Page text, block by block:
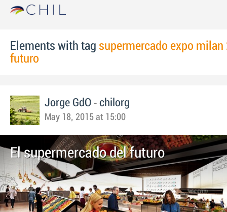
Elements with tag supermercado expo milan
futuro
Jorge GdO - chilorg
May 18, 2015 at 15:00
El supermercado del futuro